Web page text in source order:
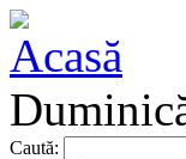
Caută: